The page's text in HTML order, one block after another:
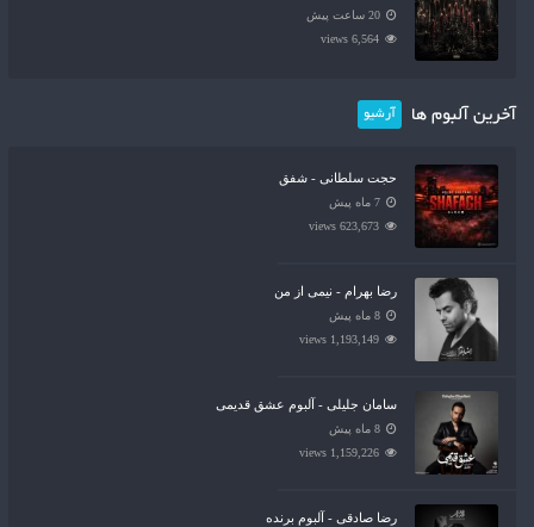
20 ساعت پیش
6,564 views
آخرین آلبوم ها آرشیو
حجت سلطانی - شفق
7 ماه پیش
623,673 views
رضا بهرام - نیمی از من
8 ماه پیش
1,193,149 views
سامان جلیلی - آلبوم عشق قدیمی
8 ماه پیش
1,159,226 views
رضا صادقی - آلبوم برنده